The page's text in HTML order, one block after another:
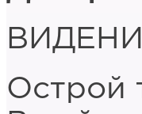
Острой